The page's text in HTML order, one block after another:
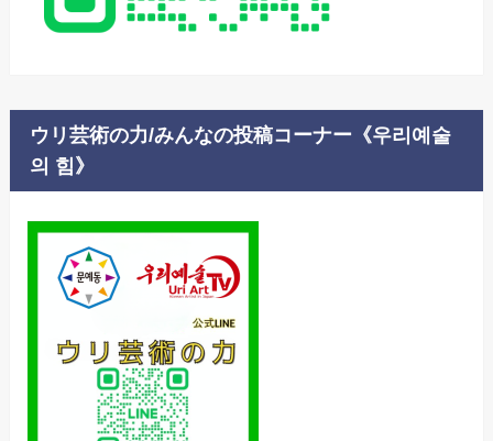
ウリ芸術の力/みんなの投稿コーナー《우리예술
의 힘》